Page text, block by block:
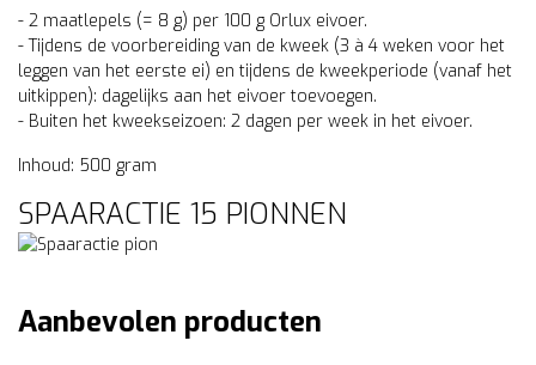
- 2 maatlepels (= 8 g) per 100 g Orlux eivoer.
- Tijdens de voorbereiding van de kweek (3 à 4 weken voor het
leggen van het eerste ei) en tijdens de kweekperiode (vanaf het
uitkippen): dagelijks aan het eivoer toevoegen.
- Buiten het kweekseizoen: 2 dagen per week in het eivoer.
Inhoud: 500 gram
SPAARACTIE 15 PIONNEN
Aanbevolen producten